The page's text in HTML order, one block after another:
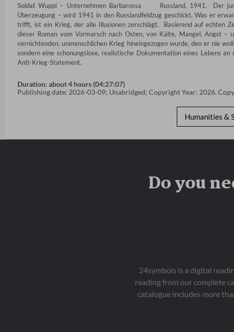
Soldat Wuppi – Unternehmen Barbarossa      Russland, 1941.  Der
Überzeugung – wird 1941 in den Russlandfeldzug geschickt. Was er
trifft, ist ein Krieg, der alle Illusionen zerschlägt.  Basierend auf echten
dieser Roman vom Vormarsch nach Osten, von Kälte, Mangel, Angst
vernichtenden, unmenschlichen Krieg hineingezogen wurde, den er nie
sondern eine schonungslose, realistische Dokumentation eines Lebens
Anti-Krieg-Statement.
Duration: about 4 hours (04:27:07)
Publishing date: 2026-03-09; Unabridged; Copyright Year: 2026.
Humanities &
Do you
24symbols is a digital
reading from our complete
catalogue includes more